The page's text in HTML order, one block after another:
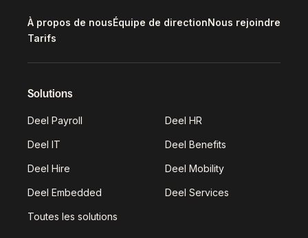
À propos de nousÉquipe de directionNous rejoindre
Tarifs
Solutions
Deel Payroll Deel HR
Deel IT Deel Benefits
Deel Hire Deel Mobility
Deel Embedded Deel Services
Toutes les solutions